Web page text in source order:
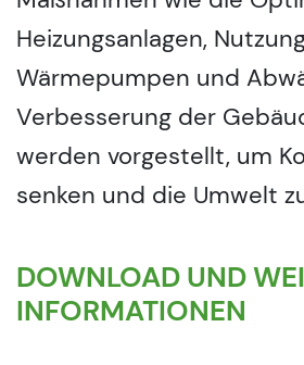
Heizungsanlagen,
Wärmepumpen und
Verbesserung der
werden vorgestellt, um
senken und die Umwelt
DOWNLOAD UND
INFORMATIONEN